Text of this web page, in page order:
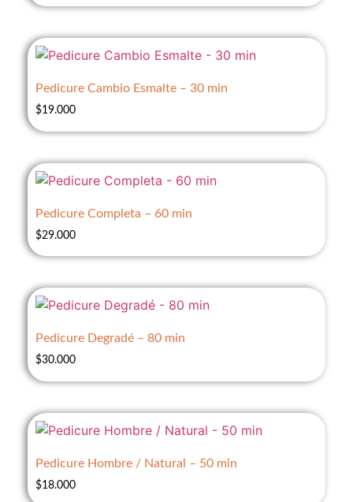
Pedicure Cambio Esmalte – 30 min
$19.000
Pedicure Completa – 60 min
$29.000
Pedicure Degradé – 80 min
$30.000
Pedicure Hombre / Natural – 50 min
$18.000